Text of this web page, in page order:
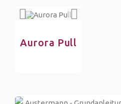
Aurora Pull